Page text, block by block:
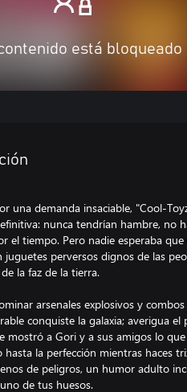
está bloqueado
una demanda insaciable, "Cool-
nunca tendrían hambre, no
el tiempo. Pero nadie esperaba
juguetes perversos dignos de las
la faz de la tierra.
arsenales explosivos y
conquiste la galaxia; averigua
mostró a Gori y a sus amigos lo
hasta la perfección mientras haces
de peligros, un humor adulto
de tus huesos.